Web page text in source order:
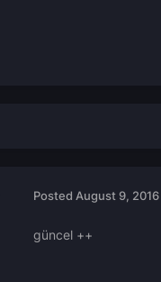
Posted August 9, 2016
güncel ++